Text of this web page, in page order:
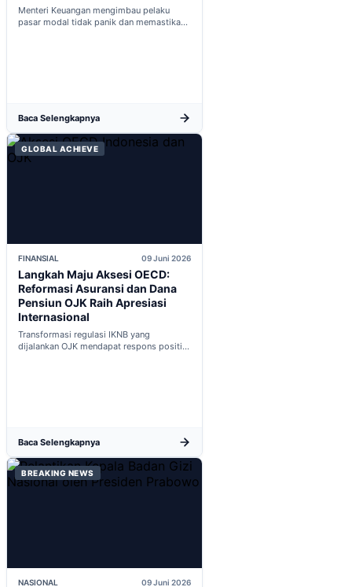
Menteri Keuangan mengimbau pelaku
pasar modal tidak panik dan memastikan
Baca Selengkapnya
GLOBAL ACHIEVE
FINANSIAL 09 Juni 2026
Langkah Maju Aksesi OECD:
Reformasi Asuransi dan Dana
Pensiun OJK Raih Apresiasi
Internasional
Transformasi regulasi IKNB yang
dijalankan OJK mendapat respons positif
Baca Selengkapnya
BREAKING NEWS
NASIONAL 09 Juni 2026